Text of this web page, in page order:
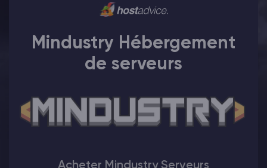
Manage affiliates
Hytale Hosting 50% OFF
Mindustry Hébergement
de serveurs